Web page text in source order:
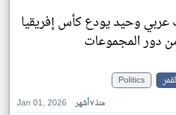
وحيد يودع كأس إفريقيا
Politics
Jan 01, 2026
منذ ٧ أشهر